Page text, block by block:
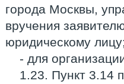
города Москвы,
вручения
юридическому лицу;
- для
1.23. Пункт 3.14